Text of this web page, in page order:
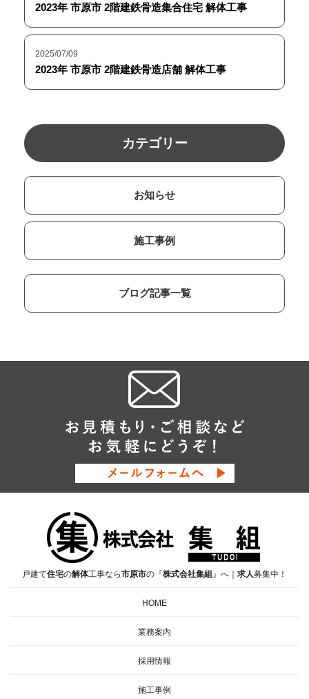
2023年 市原市 2階建鉄骨造集合住宅 解体工事
2025/07/09
2023年 市原市 2階建鉄骨造店舗 解体工事
カテゴリー
お知らせ
施工事例
ブログ記事一覧
戸建て住宅の解体工事なら市原市の『株式会社集組 』へ｜ 求人募集中！
HOME
業務案内
採用情報
施工事例